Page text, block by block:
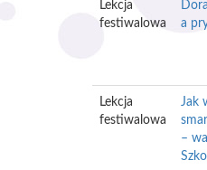
Lekcja
festiwalowa
a
Lekcja
festiwalowa
Jak
–